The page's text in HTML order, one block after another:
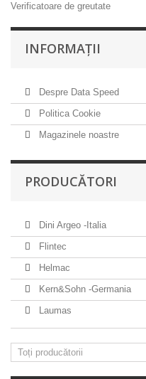
Verificatoare de greutate
INFORMAŢII
Despre Data Speed
Politica Cookie
Magazinele noastre
PRODUCĂTORI
Dini Argeo -Italia
Flintec
Helmac
Kern&Sohn -Germania
Laumas